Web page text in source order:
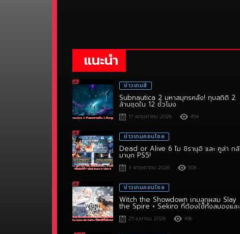
แนะนำ
ข่าวเกมส์
Subnautica 2 มหาสมุทรคลั่ง! ทุบสถิติ 2
ล้านชุดใน 12 ชั่วโมง
17 พฤษภาคม 2026
Dead or Alive 6 ไม ชิรานุอิ และ คูล่า กลับ
มาบุก PS5!
3 พฤษภาคม 2026
Witch the Showdown เกมลูกผสม Slay
the Spire + Sekiro ที่ต้องใช้ทั้งสมองและ
ไหวพริบ!
25 เมษายน 2026 496